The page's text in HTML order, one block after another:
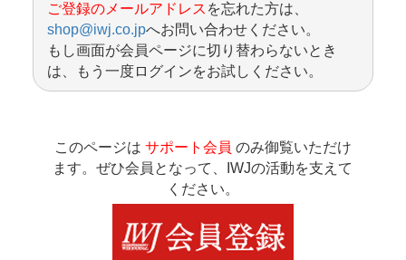
ご登録のメールアドレス を忘れた方は、
shop@iwj.co.jpへお問い合わせください。
もし画面が会員ページに切り替わらないとき
は、もう一度ログインをお試しください。
このページは サポート会員 のみ御覧いただけ
ます。ぜひ会員となって、IWJの活動を支えて
ください。